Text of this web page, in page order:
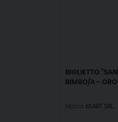
BIGLIETTO
BIMBO/A -
Marca: EKART SRL